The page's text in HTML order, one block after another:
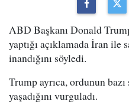
ABD Başkanı Donald
yaptığı açıklamada İran ile
inandığını söyledi.
Trump ayrıca, ordunun
yaşadığını vurguladı.